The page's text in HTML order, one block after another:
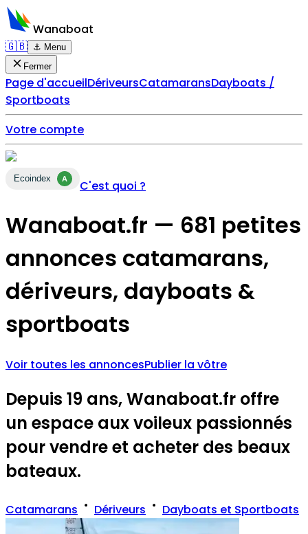
Wanaboat
🇬🇧 ⚓ Menu
Fermer
Page d'accueilDériveursCatamaransDayboats /
Sportboats
Votre compte
Ecoindex A C'est quoi ?
Wanaboat.fr — 681 petites
annonces catamarans,
dériveurs, dayboats &
sportboats
Voir toutes les annoncesPublier la vôtre
Depuis 19 ans, Wanaboat.fr offre
un espace aux voileux passionnés
pour vendre et acheter des beaux
bateaux.
Catamarans Dériveurs Dayboats et Sportboats